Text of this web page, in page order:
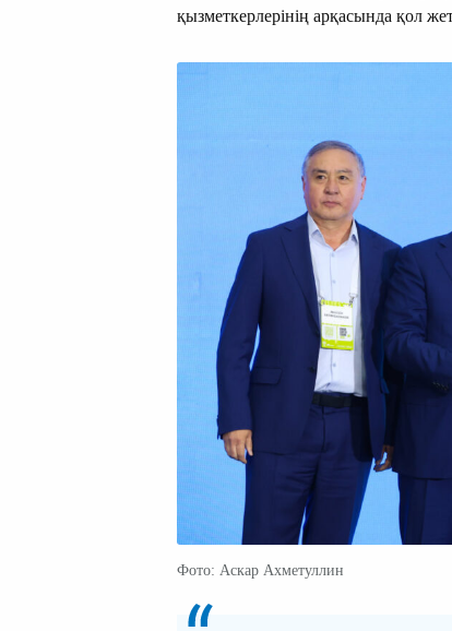
қызметкерлерінің арқасында қол
Фото: Аскар Ахметуллин